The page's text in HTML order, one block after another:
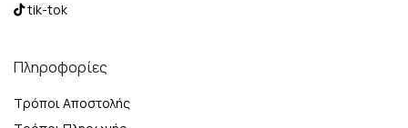
tik-tok
Πληροφορίες
Τρόποι Αποστολής